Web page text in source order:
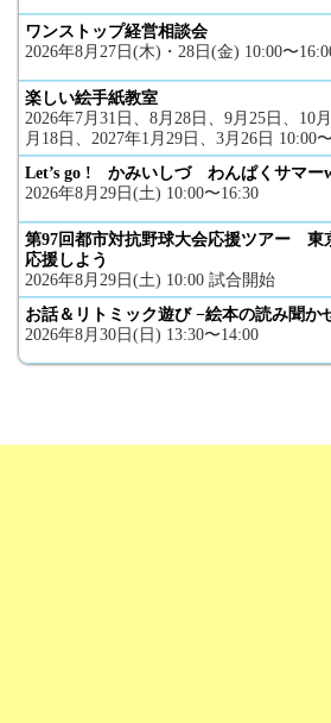
ワンストップ経営相談会
2026年8月27日(木)・28日(金) 10:00〜
楽しい絵手紙教室
2026年7月31日、8月28日、9月25日、10
月18日、2027年1月29日、3月26日
Let’s go ! かみいしづ わんぱくサマー
2026年8月29日(土) 10:00〜16:30
第97回都市対抗野球大会応援ツアー 東
応援しよう
2026年8月29日(土) 10:00 試合開始
お話＆リトミック遊び −絵本の読み聞か
2026年8月30日(日) 13:30〜14:00